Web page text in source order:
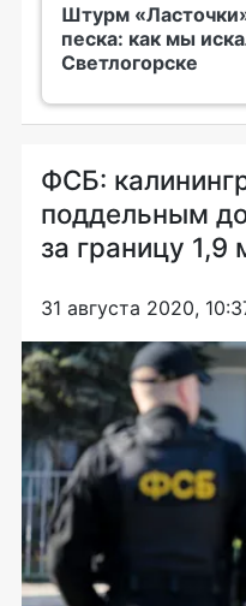
Штурм
песка: как мы
Светлогорске
ФСБ:
поддельным
за границу 1,9
31 августа 2020,